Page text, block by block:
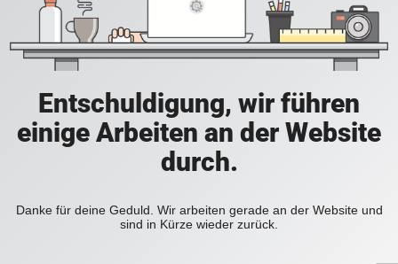
Entschuldigung, wir führen
einige Arbeiten an der Website
durch.
Danke für deine Geduld. Wir arbeiten gerade an der Website und
sind in Kürze wieder zurück.